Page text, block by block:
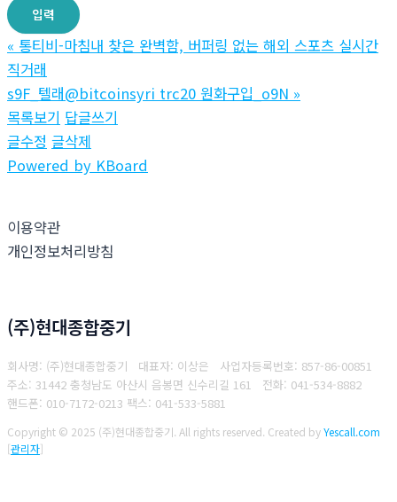
« 통티비-마침내 찾은 완벽함, 버퍼링 없는 해외 스포츠 실시간
직거래
s9F_텔래@bitcoinsyri trc20 원화구입_o9N »
목록보기 답글쓰기
글수정 글삭제
Powered by KBoard
이용약관
개인정보처리방침
(주)현대종합중기
회사명: (주)현대종합중기 대표자: 이상은 사업자등록번호: 857-86-00851
주소: 31442 충청남도 아산시 음봉면 신수리길 161 전화: 041-534-8882
핸드폰: 010-7172-0213 팩스: 041-533-5881
Copyright © 2025 (주)현대종합중기. All rights reserved. Created byYescall.com
[관리자]